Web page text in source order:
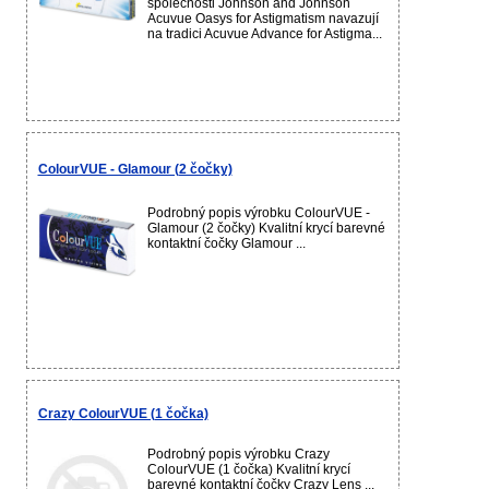
společnosti Johnson and Johnson
Acuvue Oasys for Astigmatism navazují
na tradici Acuvue Advance for Astigma...
ColourVUE - Glamour (2 čočky)
Podrobný popis výrobku ColourVUE -
Glamour (2 čočky) Kvalitní krycí barevné
kontaktní čočky Glamour ...
Crazy ColourVUE (1 čočka)
Podrobný popis výrobku Crazy
ColourVUE (1 čočka) Kvalitní krycí
barevné kontaktní čočky Crazy Lens ...